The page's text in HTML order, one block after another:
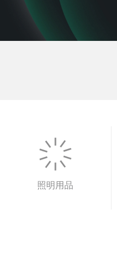
照明用品